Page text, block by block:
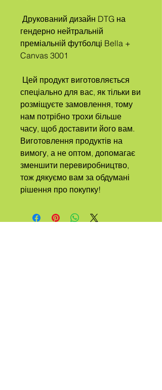
гендерно нейтральній
преміальній футболці Bella +
Canvas 3001
спеціально для вас, як тільки ви
розміщуєте замовлення, тому
нам потрібно трохи більше
часу, щоб доставити його вам.
Виготовлення продуктів на
вимогу, а не оптом, допомагає
зменшити перевиробництво,
тож дякуємо вам за обдумані
рішення про покупку!